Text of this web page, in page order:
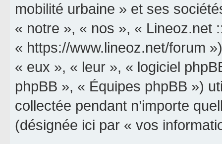
mobilité urbaine » et ses
« notre », « nos », « Lineoz.net
« https://www.lineoz.net/forum
« eux », « leur », « logiciel
phpBB », « Équipes phpBB »)
collectée pendant n’importe
(désignée ici par « vos